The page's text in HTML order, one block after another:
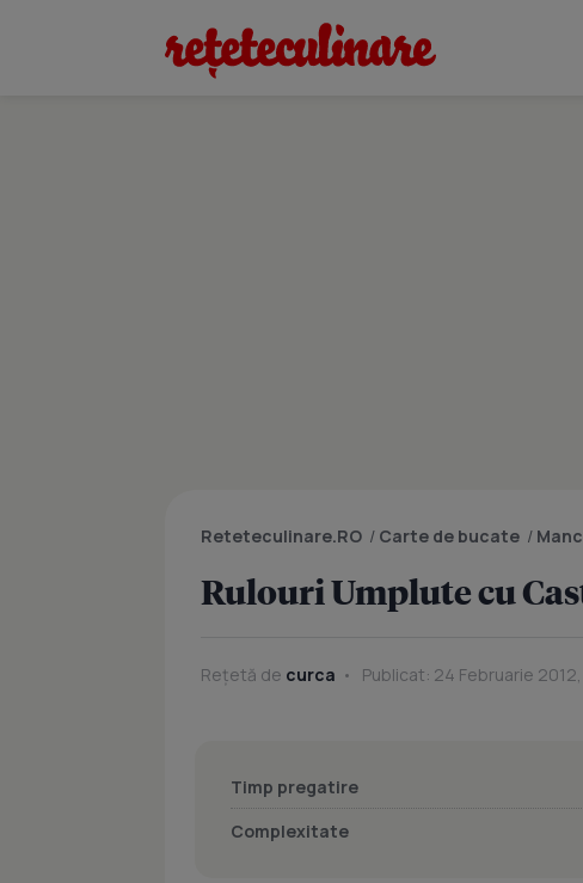
Reteteculinare.RO / Carte de bucate /
Rulouri Umplute cu
Rețetă de curca Publicat: 24 Februarie 2012,
Timp pregatire
Complexitate